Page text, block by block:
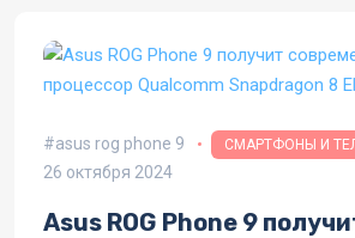
asus rog phone 9 СМАРТФОНЫ И
26 октября 2024
Asus ROG Phone 9